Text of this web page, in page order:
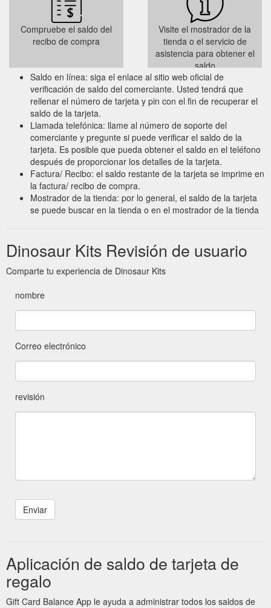
Compruebe el saldo del
recibo de compra
Visite el mostrador de la
tienda o el servicio de
asistencia para obtener el
saldo
Saldo en línea: siga el enlace al sitio web oficial de
verificación de saldo del comerciante. Usted tendrá que
rellenar el número de tarjeta y pin con el fin de recuperar el
saldo de la tarjeta.
Llamada telefónica: llame al número de soporte del
comerciante y pregunte si puede verificar el saldo de la
tarjeta. Es posible que pueda obtener el saldo en el teléfono
después de proporcionar los detalles de la tarjeta.
Factura/ Recibo: el saldo restante de la tarjeta se imprime en
la factura/ recibo de compra.
Mostrador de la tienda: por lo general, el saldo de la tarjeta
se puede buscar en la tienda o en el mostrador de la tienda
Dinosaur Kits Revisión de usuario
Comparte tu experiencia de Dinosaur Kits
nombre
Correo electrónico
revisión
Aplicación de saldo de tarjeta de
regalo
Gift Card Balance App le ayuda a administrar todos los saldos de